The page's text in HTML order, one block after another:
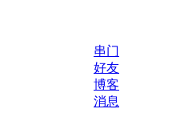
串门
好友
博客
消息